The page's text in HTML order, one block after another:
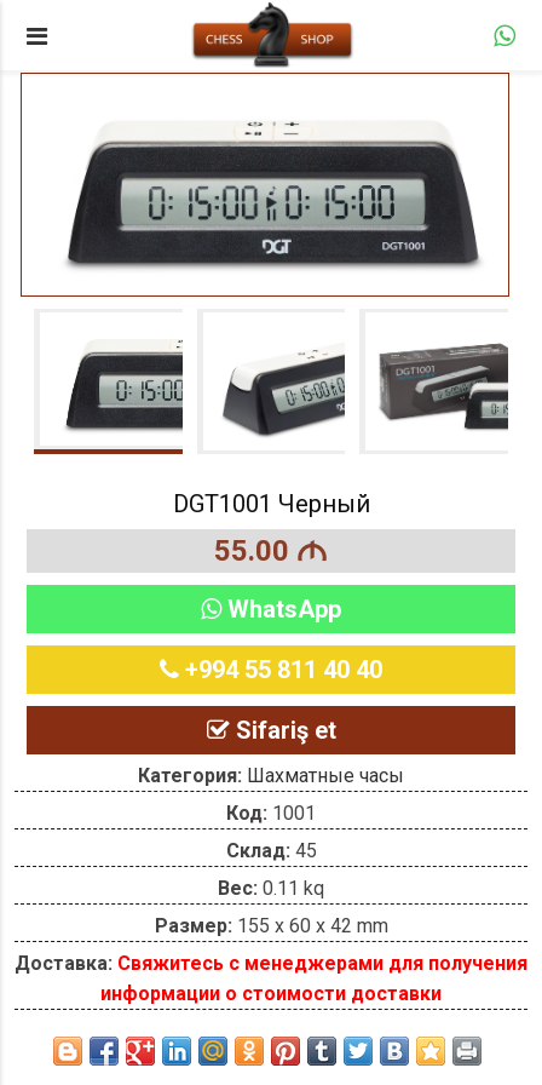
DGT1001 Черный
55.00 M
WhatsApp
+994 55 811 40 40
Sifariş et
Категория: Шахматные часы
Код: 1001
Склад: 45
Вес: 0.11 kq
Размер: 155 x 60 x 42 mm
Доставка: Свяжитесь с менеджерами для получения
информации о стоимости доставки